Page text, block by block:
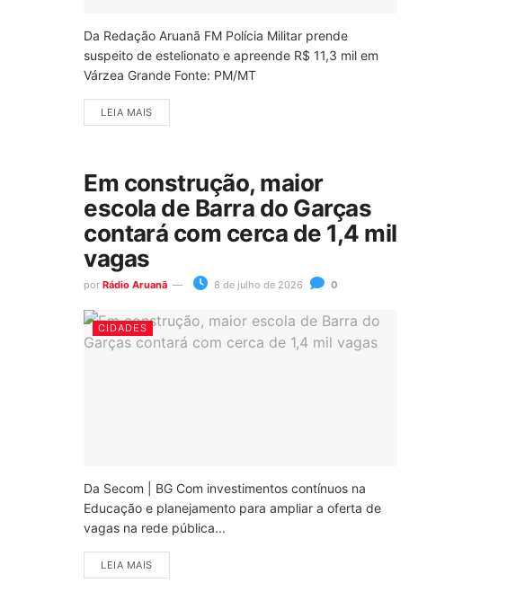
Da Redação Aruanã FM Polícia Militar prende
suspeito de estelionato e apreende R$ 11,3 mil em
Várzea Grande Fonte: PM/MT
LEIA MAIS
Em construção, maior
escola de Barra do Garças
contará com cerca de 1,4 mil
vagas
por Rádio Aruanã 8 de julho de 2026 0
CIDADES
Da Secom | BG Com investimentos contínuos na
Educação e planejamento para ampliar a oferta de
vagas na rede pública...
LEIA MAIS